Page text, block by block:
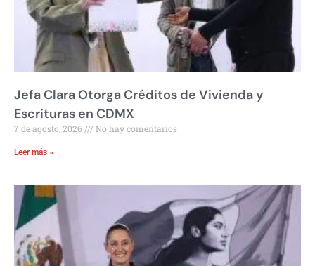
Jefa Clara Otorga Créditos de Vivienda y
Escrituras en CDMX
7 de agosto, 2026 No hay comentarios
Leer más »